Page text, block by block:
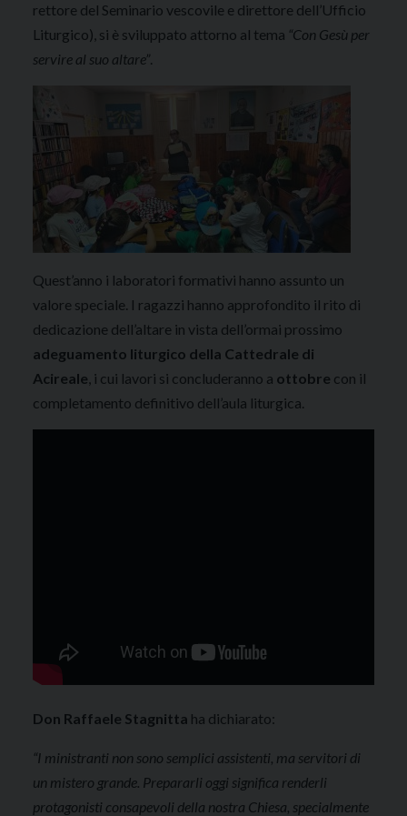
rettore del Seminario vescovile e direttore dell’Ufficio
Liturgico), si è sviluppato attorno al tema “Con Gesù per
servire al suo altare”.
Quest’anno i laboratori formativi hanno assunto un
valore speciale. I ragazzi hanno approfondito il rito di
dedicazione dell’altare in vista dell’ormai prossimo
adeguamento liturgico della Cattedrale di
Acireale , i cui lavori si concluderanno a ottobre con il
completamento definitivo dell’aula liturgica.
Don Raffaele Stagnitta ha dichiarato:
“I ministranti non sono semplici assistenti, ma servitori di
un mistero grande. Prepararli oggi significa renderli
protagonisti consapevoli della nostra Chiesa, specialmente